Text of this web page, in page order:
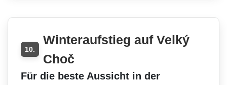
10.
Winteraufstieg auf Velký
Choč
Für die beste Aussicht in der